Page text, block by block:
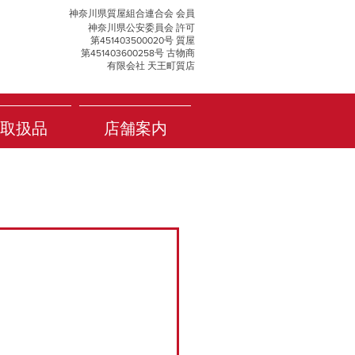
神奈川県質屋組合連合会 会員
神奈川県公安委員会 許可
第451403500020号 質屋
第451403600258号 古物商
有限会社 天王町質店
扱品 店舗案内